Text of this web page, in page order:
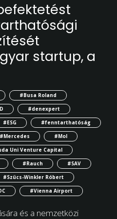
startup, a
#Busa Roland
#denexpert
#ESG
#fenntarthatóság
#Mercedes
#Mol
Uni Venture Capital
#Rauch
#SAV
#Szücs-Winkler Róbert
#Vienna Airport
és a nemzetközi